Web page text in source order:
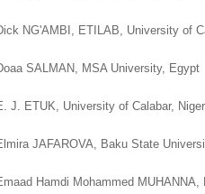
NG'AMBI, ETILAB, University of
SALMAN, MSA University, Egypt
J. ETUK, University of Calabar,
JAFAROVA, Baku State
Hamdi Mohammed